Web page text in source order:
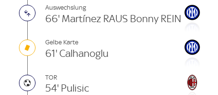
Auswechslung
66' Martínez RAUS Bonny REIN
Gelbe Karte
61' Calhanoglu
TOR
54' Pulisic